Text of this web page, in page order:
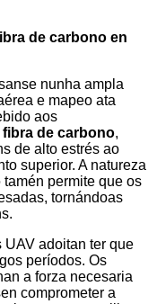
de carbono en
nunha ampla
e mapeo ata
aos
fibra de carbono,
de alto estrés ao
superior. A natureza
permite que os
tornándoas
UAV adoitan ter que
períodos. Os
a forza necesaria
comprometer a